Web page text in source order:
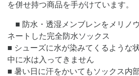
を併せ持つ商品を手がけています。
■ 防水・透湿メンブレンをメリノ
ネートした完全防水ソックス
■ シューズに水が染みてくるような
中に水は入ってきません
■ 暑い日に汗をかいてもソックス内